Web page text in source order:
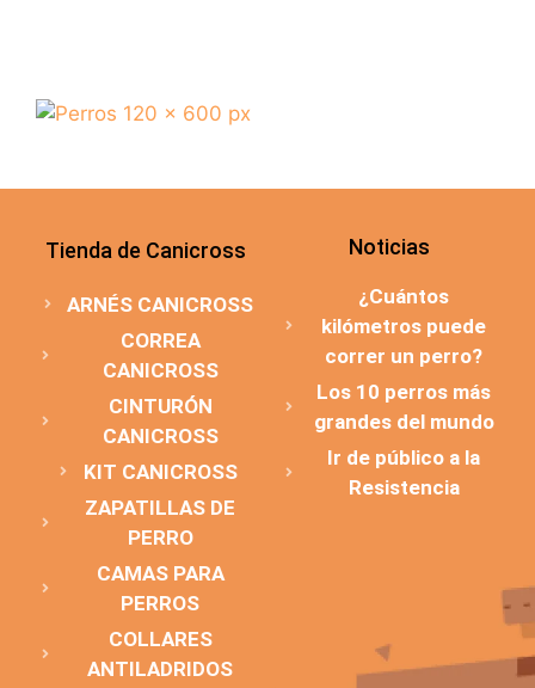
Tienda de Canicross
ARNÉS CANICROSS
CORREA
CANICROSS
CINTURÓN
CANICROSS
KIT CANICROSS
ZAPATILLAS DE
PERRO
CAMAS PARA
PERROS
COLLARES
ANTILADRIDOS
Noticias
¿Cuántos
kilómetros puede
correr un perro?
Los 10 perros más
grandes del mundo
Ir de público a la
Resistencia